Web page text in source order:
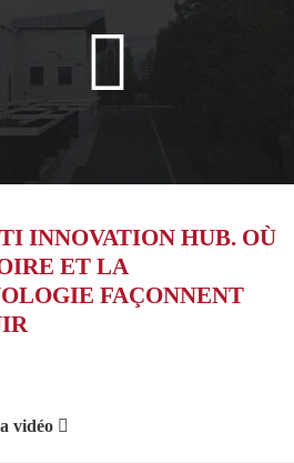
INNOVATION HUB. OÙ
ET LA
FAÇONNENT
vidéo